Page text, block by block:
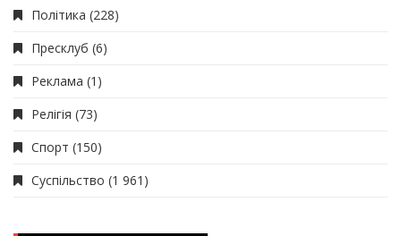
Політика (228)
Пресклуб (6)
Реклама (1)
Релігія (73)
Спорт (150)
Суспільство (1 961)